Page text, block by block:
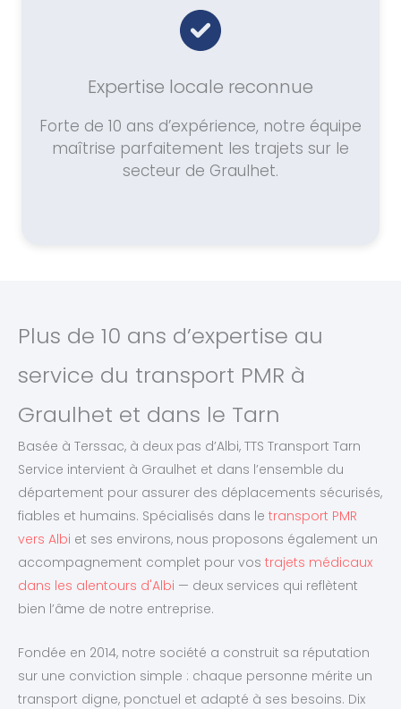
Expertise locale reconnue
Forte de 10 ans d’expérience, notre équipe
maîtrise parfaitement les trajets sur le
secteur de Graulhet.
Plus de 10 ans d’expertise au
service du transport PMR à
Graulhet et dans le Tarn
Basée à Terssac, à deux pas d’Albi, TTS Transport Tarn
Service intervient à Graulhet et dans l’ensemble du
département pour assurer des déplacements sécurisés,
fiables et humains. Spécialisés dans le transport PMR
vers Albi et ses environs, nous proposons également un
accompagnement complet pour vos trajets médicaux
dans les alentours d'Albi — deux services qui reflètent
bien l’âme de notre entreprise.
Fondée en 2014, notre société a construit sa réputation
sur une conviction simple : chaque personne mérite un
transport digne, ponctuel et adapté à ses besoins. Dix